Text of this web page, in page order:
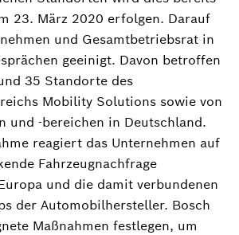
23. März 2020 erfolgen. Darauf
und Gesamtbetriebsrat in
geeinigt. Davon betroffen
35 Standorte des
Mobility Solutions sowie von
und -bereichen in Deutschland.
reagiert das Unternehmen auf
Fahrzeugnachfrage
und die damit verbundenen
der Automobilhersteller. Bosch
Maßnahmen festlegen, um